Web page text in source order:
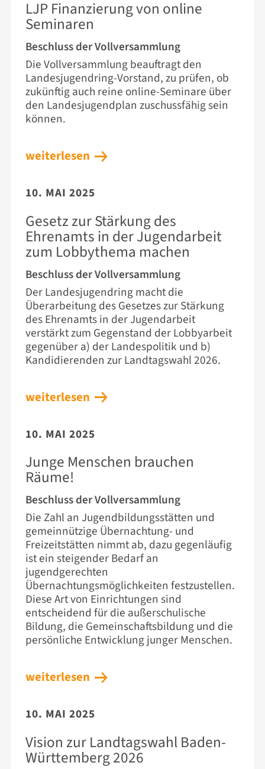
LJP Finanzierung von online
Seminaren
Beschluss der Vollversammlung
Die Vollversammlung beauftragt den
Landesjugendring-Vorstand, zu prüfen, ob
zukünftig auch reine online-Seminare über
den Landesjugendplan zuschussfähig sein
können.
weiterlesen
10. MAI 2025
Gesetz zur Stärkung des
Ehrenamts in der Jugendarbeit
zum Lobbythema machen
Beschluss der Vollversammlung
Der Landesjugendring macht die
Überarbeitung des Gesetzes zur Stärkung
des Ehrenamts in der Jugendarbeit
verstärkt zum Gegenstand der Lobbyarbeit
gegenüber a) der Landespolitik und b)
Kandidierenden zur Landtagswahl 2026.
weiterlesen
10. MAI 2025
Junge Menschen brauchen
Räume!
Beschluss der Vollversammlung
Die Zahl an Jugendbildungsstätten und
gemeinnützige Übernachtung- und
Freizeitstätten nimmt ab, dazu gegenläufig
ist ein steigender Bedarf an
jugendgerechten
Übernachtungsmöglichkeiten festzustellen.
Diese Art von Einrichtungen sind
entscheidend für die außerschulische
Bildung, die Gemeinschaftsbildung und die
persönliche Entwicklung junger Menschen.
weiterlesen
10. MAI 2025
Vision zur Landtagswahl Baden-
Württemberg 2026